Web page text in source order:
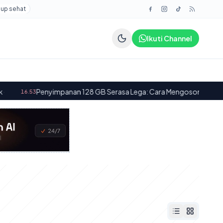
sehat
Ikuti Channel
Penyimpanan 128 GB Serasa Lega: Cara Mengosongkan Memori HP